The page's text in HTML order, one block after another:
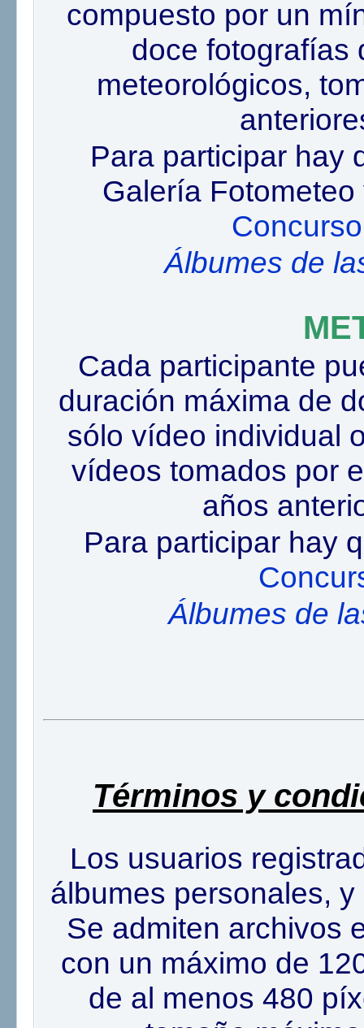
compuesto por un
doce fotografías
meteorológicos,
Para participar hay
Galería
Álbumes de
Cada participante
duración máxima de
sólo vídeo individual
vídeos tomados por
años
Para participar hay
Álbumes de
Términos y
Los usuarios
álbumes personales,
Se admiten archivos
con un máximo de
de al menos 480